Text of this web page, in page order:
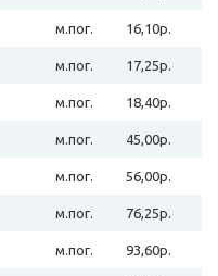
м.пог. 16,10р.
м.пог. 17,25р.
м.пог. 18,40р.
м.пог. 45,00р.
м.пог. 56,00р.
м.пог. 76,25р.
м.пог. 93,60р.